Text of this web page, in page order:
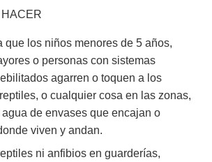
que los niños menores de 5 años,
o personas con sistemas
agarren o toquen a los
o cualquier cosa en las zonas,
de envases que encajan o
viven y andan.
ni anfibios en guarderías,